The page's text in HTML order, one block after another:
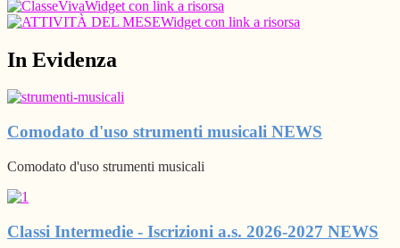
Widget con link a risorsa
Widget con link a risorsa
In Evidenza
Comodato d'uso strumenti musicali NEWS
Comodato d'uso strumenti musicali
Classi Intermedie - Iscrizioni a.s. 2026-2027 NEWS